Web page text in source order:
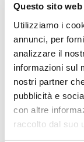
Questo sito
Utilizziamo i
annunci, per
analizzare il
informazioni sul
nostri partner
pubblicità e
con altre
raccolto dal suo